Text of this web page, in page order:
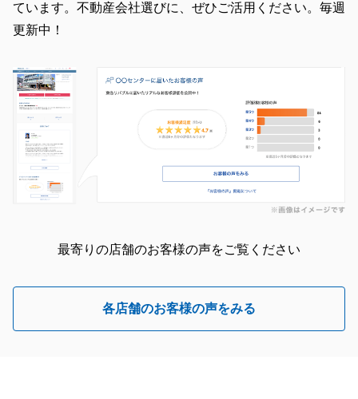
ています。不動産会社選びに、ぜひご活用ください。毎週
更新中！
最寄りの店舗のお客様の声をご覧ください
各店舗のお客様の声をみる